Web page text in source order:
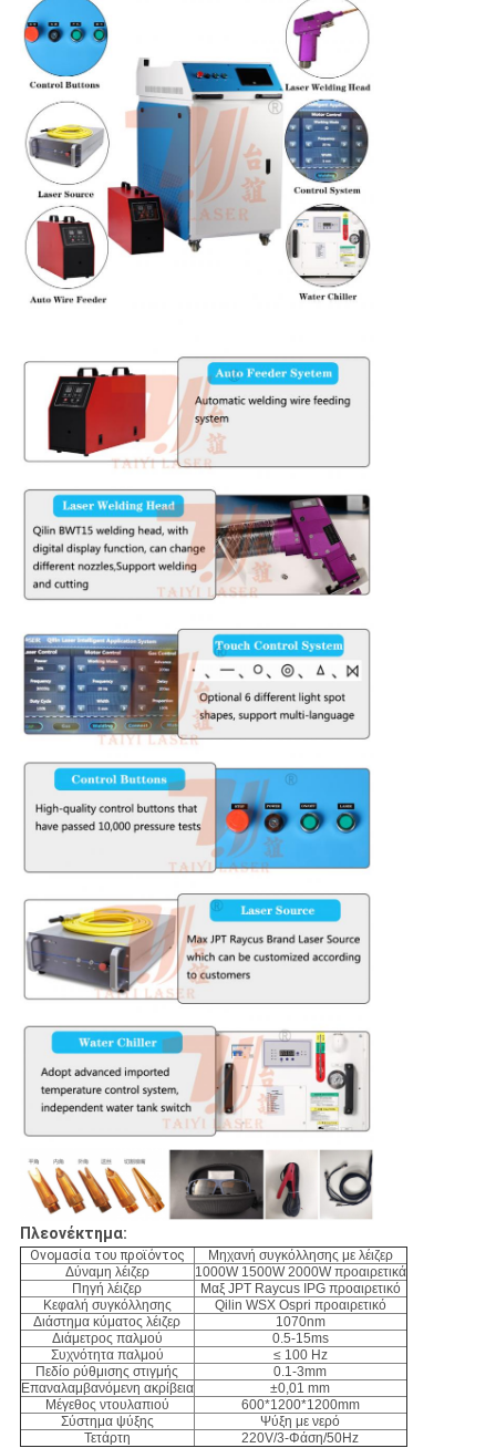
Πλεονέκτημα:
Ονομασία του προϊόντος
Μηχανή συγκόλλησης με λέιζερ
Δύναμη λέιζερ
1000W 1500W 2000W προαιρετικά
Πηγή λέιζερ
Μαξ JPT Raycus IPG προαιρετικό
Κεφαλή συγκόλλησης
Qilin WSX Ospri προαιρετικό
Διάστημα κύματος λέιζερ
1070nm
Διάμετρος παλμού
0.5-15ms
Συχνότητα παλμού
≤ 100 Hz
Πεδίο ρύθμισης στιγμής
0.1-3mm
Επαναλαμβανόμενη ακρίβεια
±0,01 mm
Μέγεθος ντουλαπιού
600*1200*1200mm
Σύστημα ψύξης
Ψύξη με νερό
Τετάρτη
220V/3-Φάση/50Hz